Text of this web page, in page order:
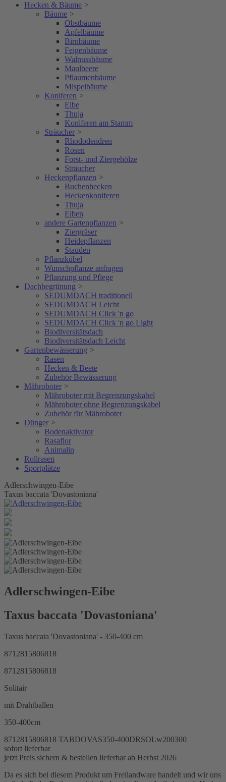
Hecken & Bäume >
Bäume >
Obstbäume
Apfelbäume
Birnbäume
Feigenbäume
Walnussbäume
Maulbeere
Pflaumenbäume
Mispelbäume
Koniferen >
Eibe
Thuja
Koniferen am Stamm
Sträucher >
Rhododendren
Rosen
Forst- und Ziergehölze
Sträucher
Heckenpflanzen >
Buchenhecken
Heckenkoniferen
Thuja
Eiben
andere Gartenpflanzen >
Ziergräser
Heidepflanzen
Stauden
Pflanzkübel
Wunschpflanze anfragen
Pflanzung und Pflege
Dachbegrünung >
SEDUMDACH traditionell
SEDUMDACH Leicht
SEDUMDACH Click 'n go
SEDUMDACH Click 'n go Light
Biodiversitätsdach
Biodiversitätsdach Leicht
Gartenbewässerung >
Rasen
Hecken & Beete
Zubehör Bewässerung
Mähroboter >
Mähroboter mit Begrenzungskabel
Mähroboter ohne Begrenzungskabel
Zubehör für Mähroboter
Dünger >
Bodenaktivator
Rasaflor
Animalin
Rollrasen
Sportplätze
Adlerschwingen-Eibe
Taxus baccata 'Dovastoniana'
Adlerschwingen-Eibe
Taxus baccata 'Dovastoniana'
Taxus baccata 'Dovastoniana' - 350-400 cm
8712815806818
8712815806818
Solitair
mit Drahtballen
350-400cm
8712815806818 TABDOVAS350-400DRSOLw200300
sofort lieferbar
jetzt Preis sichern & bestellen lieferbar ab Herbst 2026
Da es sich bei diesem Produkt um Freilandware handelt und wir uns